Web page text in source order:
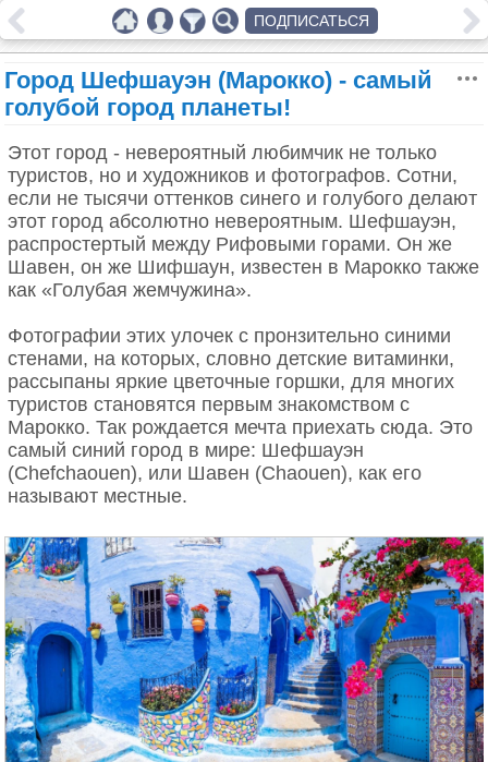
Город Шефшауэн (Марокко) - самый
голубой город планеты!
Этот город - невероятный любимчик не только
туристов, но и художников и фотографов. Сотни,
если не тысячи оттенков синего и голубого делают
этот город абсолютно невероятным. Шефшауэн,
распростертый между Рифовыми горами. Он же
Шавен, он же Шифшаун, известен в Марокко также
как «Голубая жемчужина».
Фотографии этих улочек с пронзительно синими
стенами, на которых, словно детские витаминки,
рассыпаны яркие цветочные горшки, для многих
туристов становятся первым знакомством с
Марокко. Так рождается мечта приехать сюда. Это
самый синий город в мире: Шефшауэн
(Chefchaouen), или Шавен (Chaouen), как его
называют местные.
ПОДПИСАТЬСЯ